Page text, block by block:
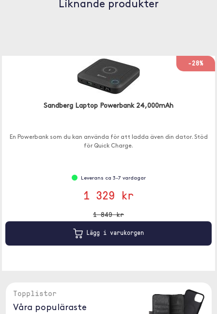
Liknande produkter
-28%
Sandberg Laptop Powerbank 24,000mAh
En Powerbank som du kan använda för att ladda även din dator. Stöd
för Quick Charge.
Leverans ca 3-7 vardagar
1 329 kr
1 849 kr
Lägg i varukorgen
Topplistor
Våra populäraste